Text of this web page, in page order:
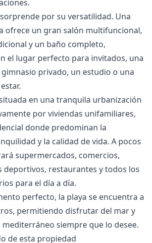
por su versatilidad. Una
ofrece un gran salón multifuncional,
y un baño completo,
el lugar perfecto para invitados, una
privado, un estudio o una
en una tranquila urbanización
por viviendas unifamiliares,
donde predominan la
y la calidad de vida. A pocos
supermercados, comercios,
deportivos, restaurantes y todos los
para el día a día.
perfecto, la playa se encuentra a
permitiendo disfrutar del mar y
mediterráneo siempre que lo desee.
de esta propiedad